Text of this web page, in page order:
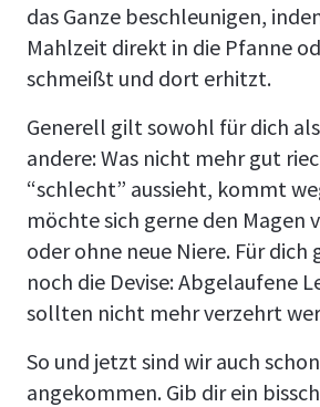
das Ganze beschleunigen,
Mahlzeit direkt in die Pfanne
schmeißt und dort erhitzt.
Generell gilt sowohl für dich
andere: Was nicht mehr gut
“schlecht” aussieht, kommt
möchte sich gerne den Magen
oder ohne neue Niere. Für
noch die Devise: Abgelaufene
sollten nicht mehr verzehrt
So und jetzt sind wir auch
angekommen. Gib dir ein